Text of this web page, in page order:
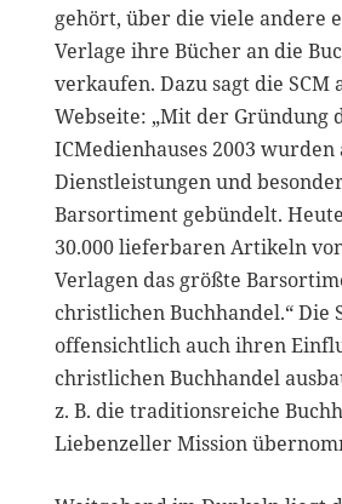
gehört, über die viele andere
Verlage ihre Bücher an die
verkaufen. Dazu sagt die
Webseite: „Mit der Gründung
ICMedienhauses 2003 wurden
Dienstleistungen und
Barsortiment gebündelt.
30.000 lieferbaren Artikeln
Verlagen das größte
christlichen Buchhandel.“ Die
offensichtlich auch ihren
christlichen Buchhandel
z. B. die traditionsreiche
Liebenzeller Mission